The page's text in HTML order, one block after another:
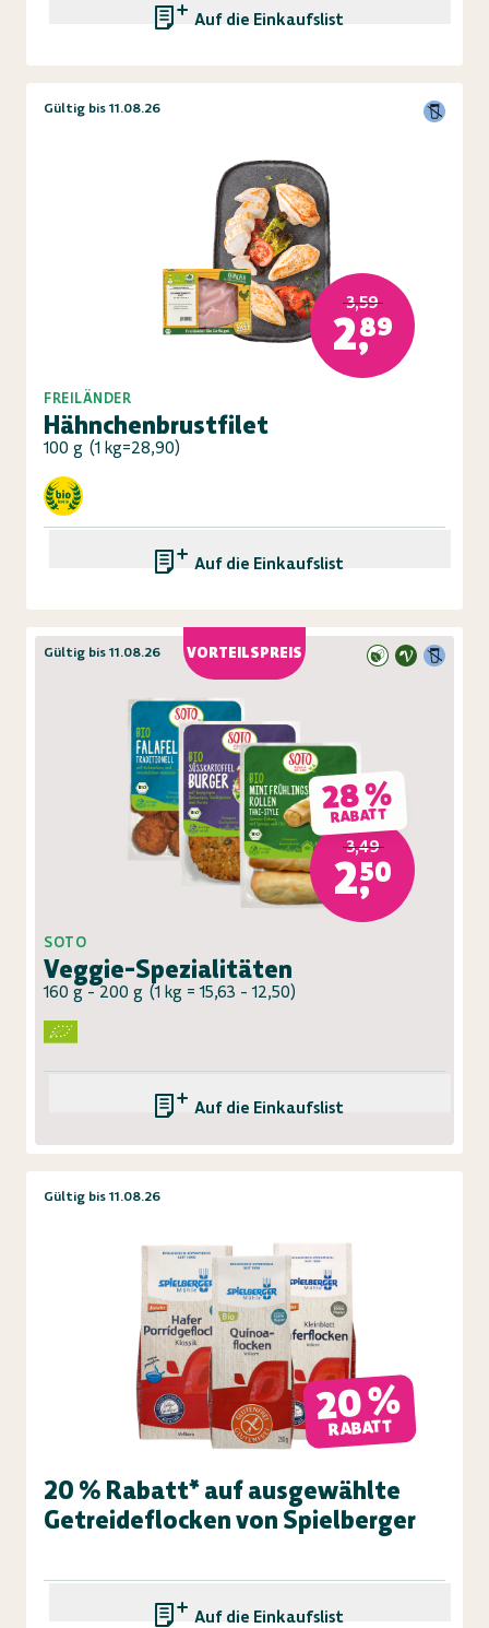
Auf die Einkaufsliste
Gültig bis 11.08.26
3,59
2,89
FREILÄNDER
Hähnchenbrustfilet
100 g (1 kg=28,90)
Auf die Einkaufsliste
VORTEILSPREIS
Gültig bis 11.08.26
28 %
RABATT
3,49
2,50
SOTO
Veggie-Spezialitäten
160 g - 200 g (1 kg = 15,63 - 12,50)
Auf die Einkaufsliste
Gültig bis 11.08.26
20 %
RABATT
20 % Rabatt* auf ausgewählte
Getreideflocken von Spielberger
Auf die Einkaufsliste